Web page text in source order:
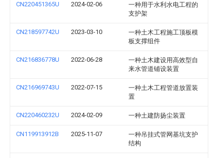
CN220451365U 2024-02-06
一种用于水利水电工程的
支护架
CN218597742U 2023-03-10
一种土木工程施工顶板模
板支撑组件
CN216836778U 2022-06-28
一种土木建设用高效型自
来水管道铺设装置
CN216969743U 2022-07-15
一种土木工程管道放置装
置
CN220460232U 2024-02-09 一种土建防扬尘装置
CN119913912B 2025-11-07
一种吊挂式管网基坑支护
结构